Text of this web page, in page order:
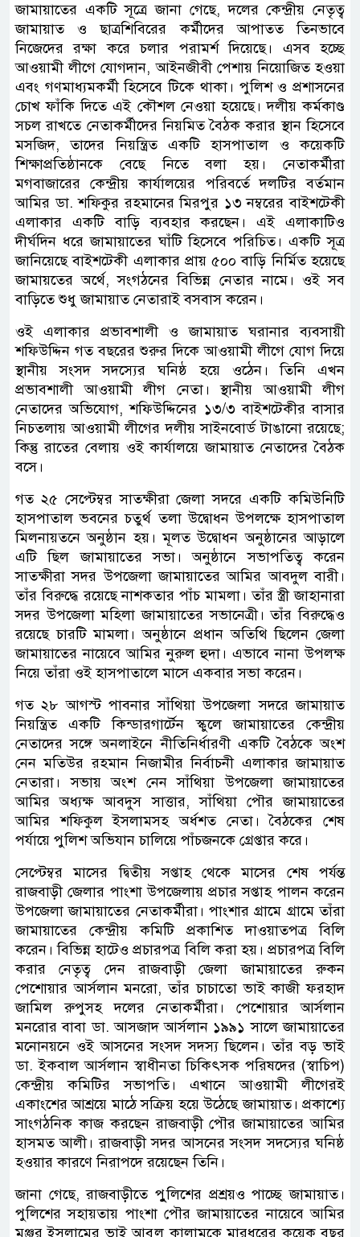
জামায়াতের একটি সূত্রে জানা গেছে, দলের কেন্দ্রীয় নেতৃত্ব
জামায়াত ও ছাত্রশিবিরের কর্মীদের আপাতত তিনভাবে
নিজেদের রক্ষা করে চলার পরামর্শ দিয়েছে। এসব হচ্ছে
আওয়ামী লীগে যোগদান, আইনজীবী পেশায় নিয়োজিত হওয়া
এবং গণমাধ্যমকর্মী হিসেবে টিকে থাকা। পুলিশ ও প্রশাসনের
চোখ ফাঁকি দিতে এই কৌশল নেওয়া হয়েছে। দলীয় কর্মকাণ্ড
সচল রাখতে নেতাকর্মীদের নিয়মিত বৈঠক করার স্থান হিসেবে
মসজিদ, তাদের নিয়ন্ত্রিত একটি হাসপাতাল ও কয়েকটি
শিক্ষাপ্রতিষ্ঠানকে বেছে নিতে বলা হয়। নেতাকর্মীরা
মগবাজারের কেন্দ্রীয় কার্যালয়ের পরিবর্তে দলটির বর্তমান
আমির ডা. শফিকুর রহমানের মিরপুর ১৩ নম্বরের বাইশটেকী
এলাকার একটি বাড়ি ব্যবহার করছেন। এই এলাকাটিও
দীর্ঘদিন ধরে জামায়াতের ঘাঁটি হিসেবে পরিচিত। একটি সূত্র
জানিয়েছে বাইশটেকী এলাকার প্রায় ৫০০ বাড়ি নির্মিত হয়েছে
জামায়তের অর্থে, সংগঠনের বিভিন্ন নেতার নামে। ওই সব
বাড়িতে শুধু জামায়াত নেতারাই বসবাস করেন।
ওই এলাকার প্রভাবশালী ও জামায়াত ঘরানার ব্যবসায়ী
শফিউদ্দিন গত বছরের শুরুর দিকে আওয়ামী লীগে যোগ দিয়ে
স্থানীয় সংসদ সদস্যের ঘনিষ্ঠ হয়ে ওঠেন। তিনি এখন
প্রভাবশালী আওয়ামী লীগ নেতা। স্থানীয় আওয়ামী লীগ
নেতাদের অভিযোগ, শফিউদ্দিনের ১৩/৩ বাইশটেকীর বাসার
নিচতলায় আওয়ামী লীগের দলীয় সাইনবোর্ড টাঙানো রয়েছে;
কিন্তু রাতের বেলায় ওই কার্যালয়ে জামায়াত নেতাদের বৈঠক
বসে।
গত ২৫ সেপ্টেম্বর সাতক্ষীরা জেলা সদরে একটি কমিউনিটি
হাসপাতাল ভবনের চতুর্থ তলা উদ্বোধন উপলক্ষে হাসপাতাল
মিলনায়তনে অনুষ্ঠান হয়। মূলত উদ্বোধন অনুষ্ঠানের আড়ালে
এটি ছিল জামায়াতের সভা। অনুষ্ঠানে সভাপতিত্ব করেন
সাতক্ষীরা সদর উপজেলা জামায়াতের আমির আবদুল বারী।
তাঁর বিরুদ্ধে রয়েছে নাশকতার পাঁচ মামলা। তাঁর স্ত্রী জাহানারা
সদর উপজেলা মহিলা জামায়াতের সভানেত্রী। তাঁর বিরুদ্ধেও
রয়েছে চারটি মামলা। অনুষ্ঠানে প্রধান অতিথি ছিলেন জেলা
জামায়াতের নায়েবে আমির নুরুল হুদা। এভাবে নানা উপলক্ষ
নিয়ে তাঁরা ওই হাসপাতালে মাসে একবার সভা করেন।
গত ২৮ আগস্ট পাবনার সাঁথিয়া উপজেলা সদরে জামায়াত
নিয়ন্ত্রিত একটি কিন্ডারগার্টেন স্কুলে জামায়াতের কেন্দ্রীয়
নেতাদের সঙ্গে অনলাইনে নীতিনির্ধারণী একটি বৈঠকে অংশ
নেন মতিউর রহমান নিজামীর নির্বাচনী এলাকার জামায়াত
নেতারা। সভায় অংশ নেন সাঁথিয়া উপজেলা জামায়াতের
আমির অধ্যক্ষ আবদুস সাত্তার, সাঁথিয়া পৌর জামায়াতের
আমির শফিকুল ইসলামসহ অর্ধশত নেতা। বৈঠকের শেষ
পর্যায়ে পুলিশ অভিযান চালিয়ে পাঁচজনকে গ্রেপ্তার করে।
সেপ্টেম্বর মাসের দ্বিতীয় সপ্তাহ থেকে মাসের শেষ পর্যন্ত
রাজবাড়ী জেলার পাংশা উপজেলায় প্রচার সপ্তাহ পালন করেন
উপজেলা জামায়াতের নেতাকর্মীরা। পাংশার গ্রামে গ্রামে তাঁরা
জামায়াতের কেন্দ্রীয় কমিটি প্রকাশিত দাওয়াতপত্র বিলি
করেন। বিভিন্ন হাটেও প্রচারপত্র বিলি করা হয়। প্রচারপত্র বিলি
করার নেতৃত্ব দেন রাজবাড়ী জেলা জামায়াতের রুকন
পেশোয়ার আর্সলান মনরো, তাঁর চাচাতো ভাই কাজী ফরহাদ
জামিল রুপুসহ দলের নেতাকর্মীরা। পেশোয়ার আর্সলান
মনরোর বাবা ডা. আসজাদ আর্সলান ১৯৯১ সালে জামায়াতের
মনোনয়নে ওই আসনের সংসদ সদস্য ছিলেন। তাঁর বড় ভাই
ডা. ইকবাল আর্সলান স্বাধীনতা চিকিৎসক পরিষদের (স্বাচিপ)
কেন্দ্রীয় কমিটির সভাপতি। এখানে আওয়ামী লীগেরই
একাংশের আশ্রয়ে মাঠে সক্রিয় হয়ে উঠেছে জামায়াত। প্রকাশ্যে
সাংগঠনিক কাজ করছেন রাজবাড়ী পৌর জামায়াতের আমির
হাসমত আলী। রাজবাড়ী সদর আসনের সংসদ সদস্যের ঘনিষ্ঠ
হওয়ার কারণে নিরাপদে রয়েছেন তিনি।
জানা গেছে, রাজবাড়ীতে পুুলিশের প্রশ্রয়ও পাচ্ছে জামায়াত।
পুলিশের সহায়তায় পাংশা পৌর জামায়াতের নায়েবে আমির
মঞ্জুর ইসলামের ভাই আবুল কালামকে মারধরের কয়েক বছর